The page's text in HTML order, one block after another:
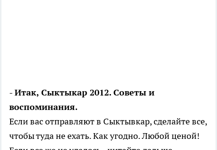
- Итак, Сыктыкар 2012. Советы и
воспоминания.
Если вас отправляют в Сыктывкар, сделайте все,
чтобы туда не ехать. Как угодно. Любой ценой!